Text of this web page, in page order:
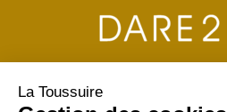
La Toussuire